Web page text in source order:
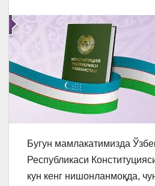
Бугун мамлакатимизда
Республикаси
кун кенг нишонланмоқда,